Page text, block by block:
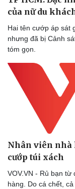
của nữ du
Hai tên cướp áp sát
nhưng đã bị Cảnh
tóm gọn.
Nhân viên nhà
cướp túi xách
VOV.VN - Rủ bạn
hàng. Do cá chết,